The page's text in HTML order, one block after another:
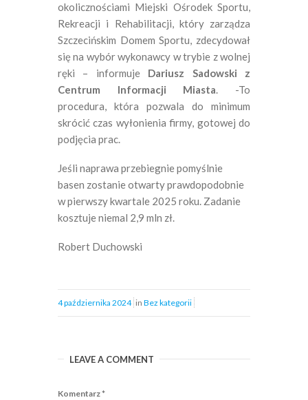
okolicznościami Miejski Ośrodek Sportu,
Rekreacji i Rehabilitacji, który zarządza
Szczecińskim Domem Sportu, zdecydował
się na wybór wykonawcy w trybie z wolnej
ręki – informujeDariusz Sadowski z
Centrum Informacji Miasta. -To
procedura, która pozwala do minimum
skrócić czas wyłonienia firmy, gotowej do
podjęcia prac.
Jeśli naprawa przebiegnie pomyślnie
basen zostanie otwarty prawdopodobnie
w pierwszy kwartale 2025 roku. Zadanie
kosztuje niemal 2,9 mln zł.
Robert Duchowski
4 października 2024 in Bez kategorii
LEAVE A COMMENT
Komentarz*